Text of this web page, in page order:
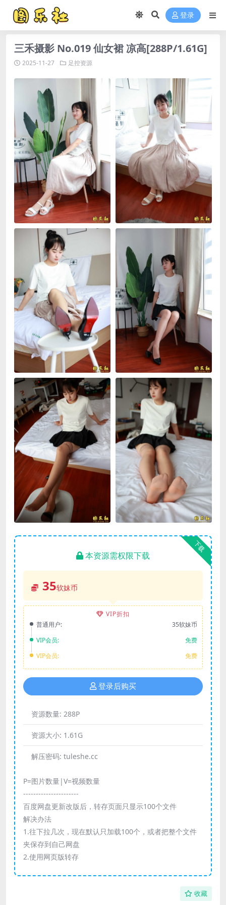
登录
三禾摄影 No.019 仙女裙 凉高[288P/1.61G]
2025-11-27 足控资源
下载
本资源需权限下载
35软妹币
VIP折扣
普通用户:
35软妹币
VIP会员:
免费
VIP会员:
免费
登录后购买
资源数量: 288P
资源大小: 1.61G
解压密码: tuleshe.cc
P=图片数量|V=视频数量
----------------------
百度网盘更新改版后，转存页面只显示100个文件
解决办法
1.往下拉几次，现在默认只加载100个，或者把整个文件
夹保存到自己网盘
2.使用网页版转存
收藏